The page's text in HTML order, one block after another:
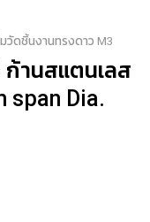
มวัดชิ้นงานทรงดาว M3
ก้านสแตนเลส
span Dia.